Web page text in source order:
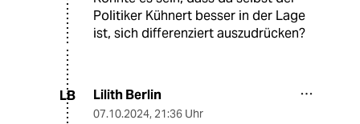
Politiker Kühnert besser in der Lage
ist, sich differenziert auszudrücken?
LB Lilith Berlin
07.10.2024, 21:36 Uhr